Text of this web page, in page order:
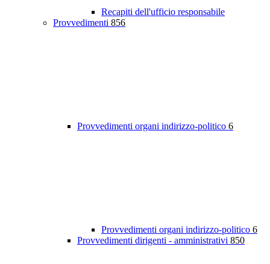
Recapiti dell'ufficio responsabile
Provvedimenti 856
Provvedimenti organi indirizzo-politico 6
Provvedimenti organi indirizzo-politico 6
Provvedimenti dirigenti - amministrativi 850